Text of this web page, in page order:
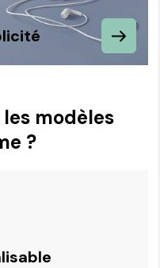
modèles
?